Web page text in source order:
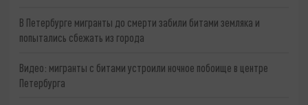
В Петербурге мигранты до смерти забили битами земляка и
попытались сбежать из города
Видео: мигранты с битами устроили ночное побоище в центре
Петербурга